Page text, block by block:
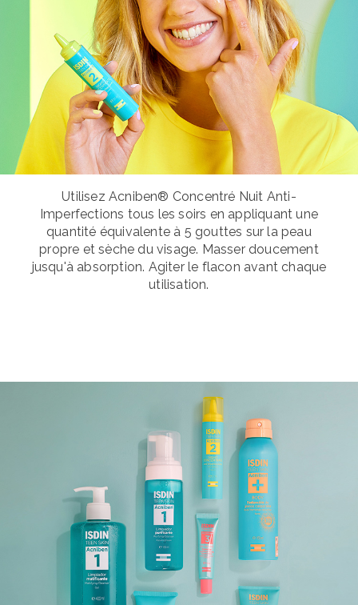
Utilisez Acniben® Concentré Nuit Anti-
Imperfections tous les soirs en appliquant une
quantité équivalente à 5 gouttes sur la peau
propre et sèche du visage. Masser doucement
jusqu'à absorption. Agiter le flacon avant chaque
utilisation.